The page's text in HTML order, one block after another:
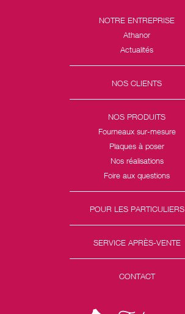
NOTRE ENTREPRISE
Athanor
Actualités
NOS CLIENTS
NOS PRODUITS
Fourneaux sur-mesure
Plaques à poser
Nos réalisations
Foire aux questions
POUR LES PARTICULIERS
SERVICE APRÈS-VENTE
CONTACT